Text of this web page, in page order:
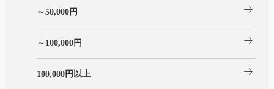
～50,000円 arrow_right_alt
～100,000円 arrow_right_alt
100,000円以上 arrow_right_alt